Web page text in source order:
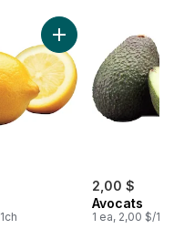
sac de 3 lb au panier
Ajouter Citrons au
2,00 $
Avocats
1 ea, 2,00 $/1ch